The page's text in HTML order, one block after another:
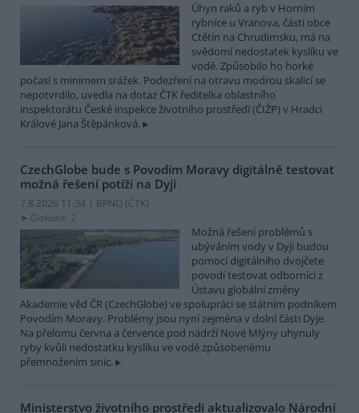
Úhyn raků a ryb v Horním
rybníce u Vranova, části obce
Ctětín na Chrudimsku, má na
svědomí nedostatek kyslíku ve
vodě. Způsobilo ho horké
počasí s minimem srážek. Podezření na otravu modrou skalicí se
nepotvrdilo, uvedla na dotaz ČTK ředitelka oblastního
inspektorátu České inspekce životního prostředí (ČIŽP) v Hradci
Králové Jana Štěpánková.
CzechGlobe bude s Povodím Moravy digitálně testovat
možná řešení potíží na Dyji
7.8.2026 11:34 | BRNO (ČTK)
Diskuse: 2
Možná řešení problémů s
ubýváním vody v Dyji budou
pomocí digitálního dvojčete
povodí testovat odborníci z
Ústavu globální změny
Akademie věd ČR (CzechGlobe) ve spolupráci se státním podnikem
Povodím Moravy. Problémy jsou nyní zejména v dolní části Dyje.
Na přelomu června a července pod nádrží Nové Mlýny uhynuly
ryby kvůli nedostatku kyslíku ve vodě způsobenému
přemnožením sinic.
Ministerstvo životního prostředí aktualizovalo Národní